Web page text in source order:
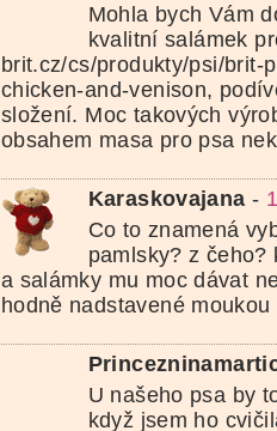
Mohla bych Vám
kvalitní salámek
brit.cz/cs/produkty/psi/brit-
chicken-and-venison,
složení. Moc takových
obsahem masa pro psa
Karaskovajana -
Co to znamená
pamlsky? z
a salámky mu moc dávat
hodně nadstavené moukou
U našeho psa by
když jsem ho